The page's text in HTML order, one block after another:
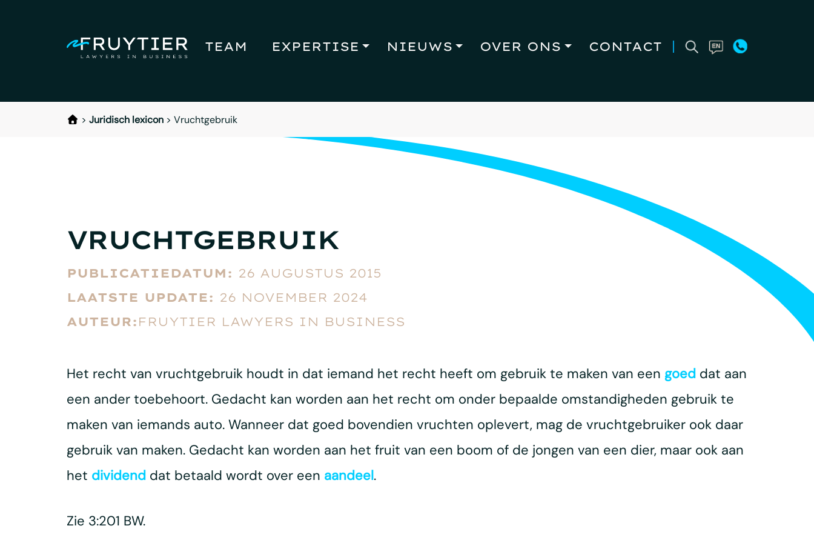
TEAM EXPERTISE NIEUWS OVER ONS CONTACT
> Juridisch lexicon> Vruchtgebruik
VRUCHTGEBRUIK
PUBLICATIEDATUM: 26 AUGUSTUS 2015
LAATSTE UPDATE: 26 NOVEMBER 2024
AUTEUR: FRUYTIER LAWYERS IN BUSINESS
Het recht van vruchtgebruik houdt in dat iemand het recht heeft om gebruik te maken van een goeddat aan
een ander toebehoort. Gedacht kan worden aan het recht om onder bepaalde omstandigheden gebruik te
maken van iemands auto. Wanneer dat goed bovendien vruchten oplevert, mag de vruchtgebruiker ook daar
gebruik van maken. Gedacht kan worden aan het fruit van een boom of de jongen van een dier, maar ook aan
het dividenddat betaald wordt over een aandeel.
Zie 3:201 BW.